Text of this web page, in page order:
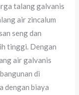
talang galvanis
air zincalum
seng dan
tinggi. Dengan
air galvanis
di
dengan biaya